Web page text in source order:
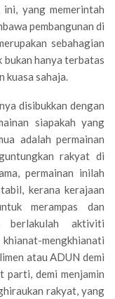
ini, yang memerintah
pembangunan di
sebahagian
hanya terbatas
kuasa sahaja.
disibukkan dengan
siapakah yang
adalah permainan
rakyat di
permainan inilah
kerana kerajaan
merampas dan
berlakulah aktiviti
mengkhianati
atau ADUN demi
parti, demi menjamin
rakyat, yang